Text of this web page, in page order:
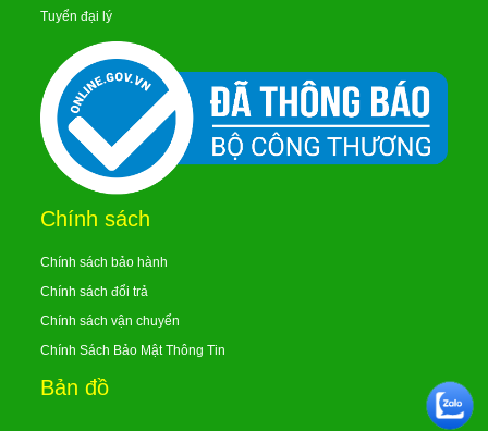
Tuyển đại lý
Chính sách
Chính sách bảo hành
Chính sách đổi trả
Chính sách vận chuyển
Chính Sách Bảo Mật Thông Tin
Bản đồ